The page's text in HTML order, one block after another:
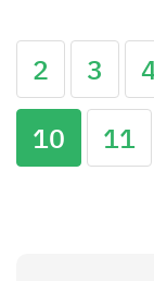
2 3
10
11